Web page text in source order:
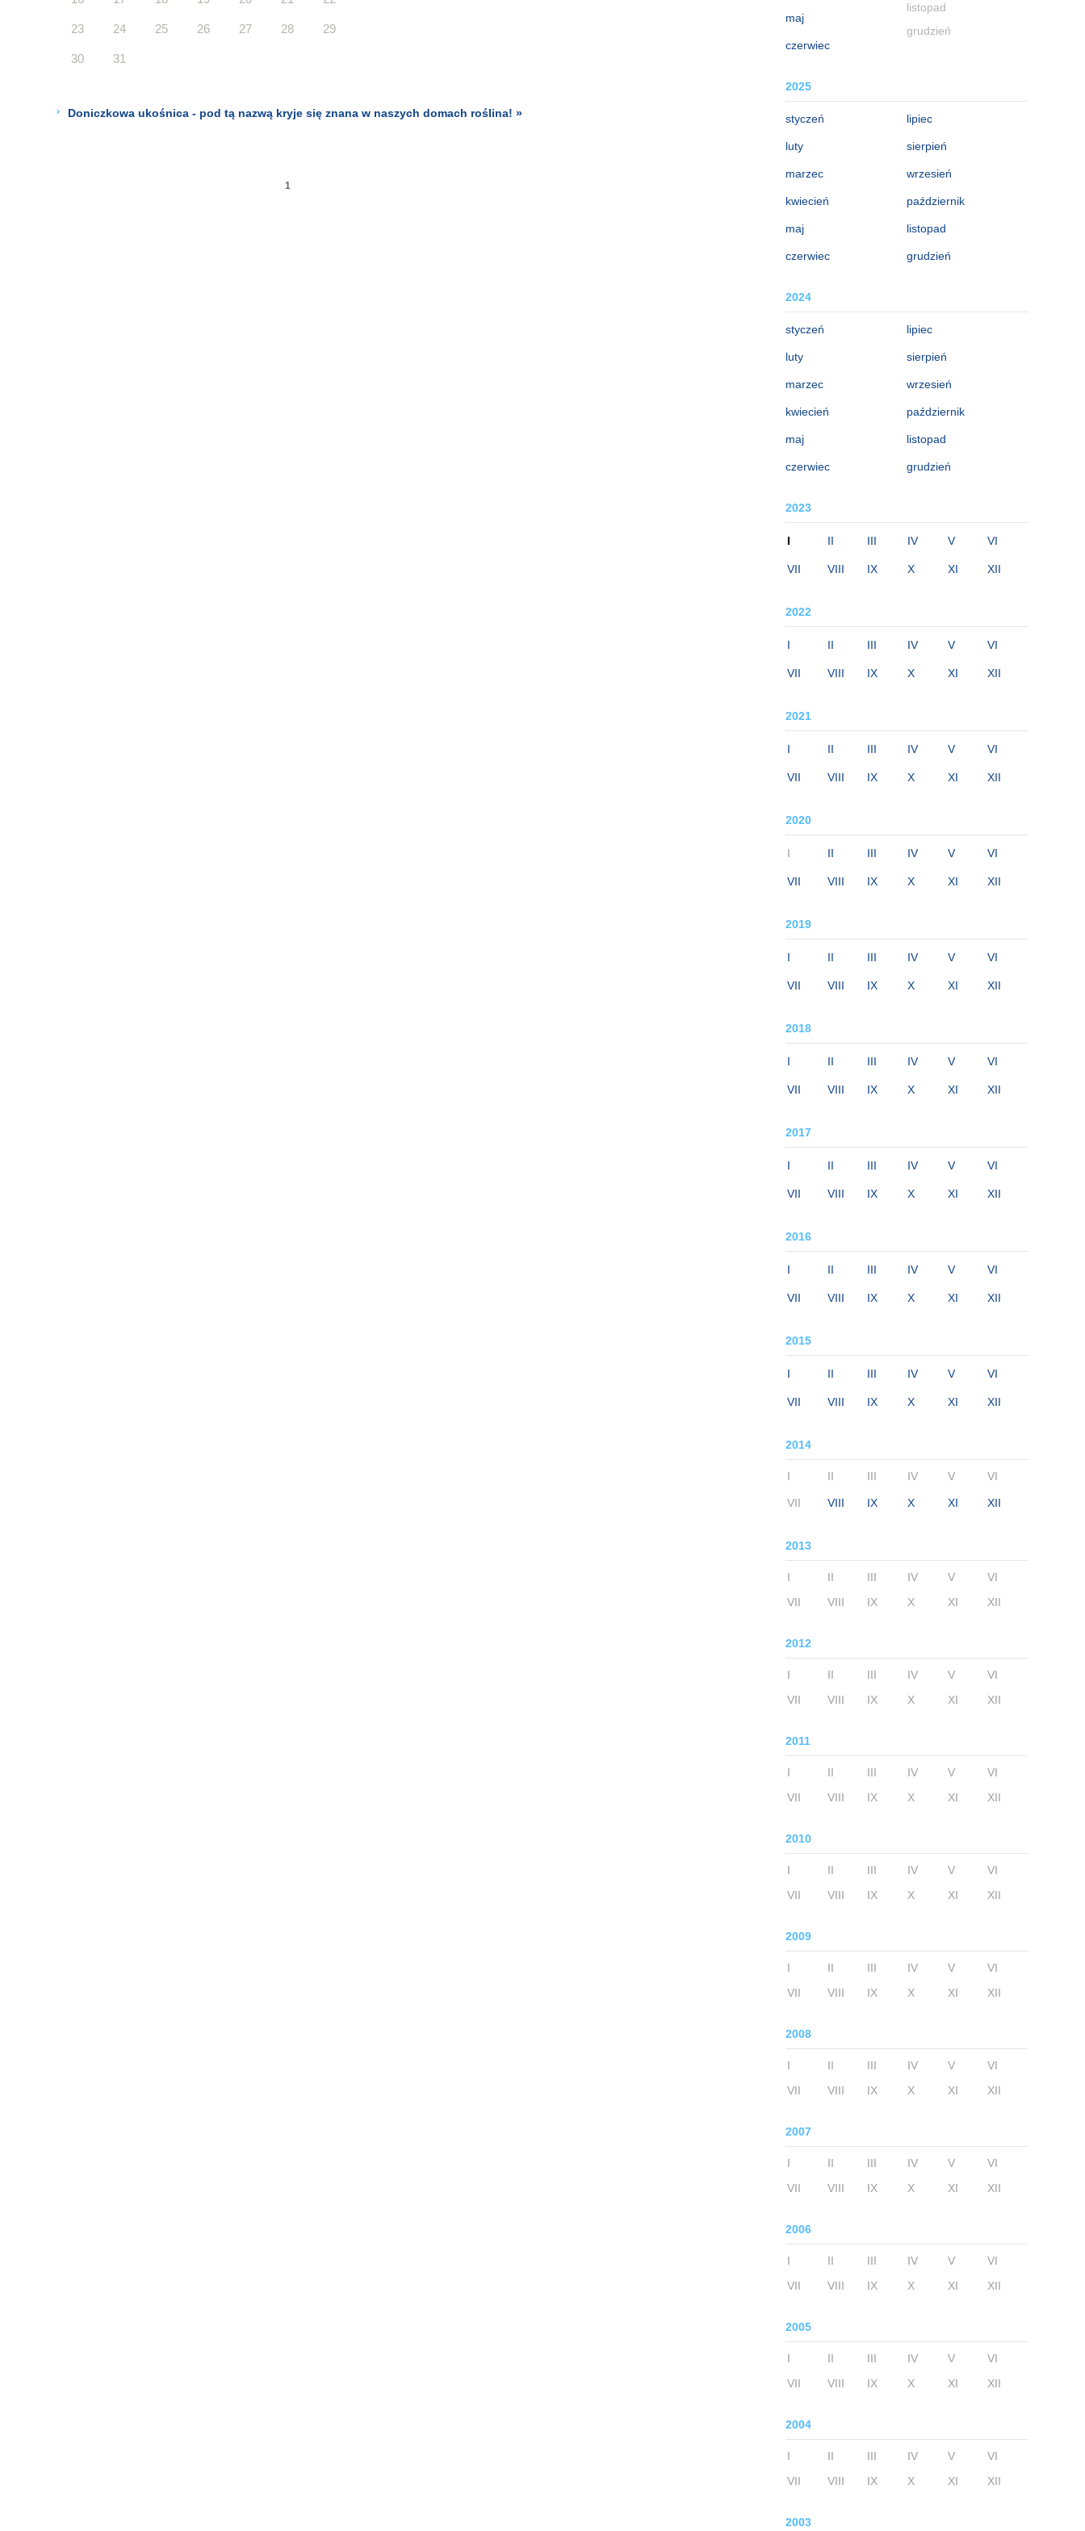
maj
czerwiec
listopad
grudzień
2025
styczeń
luty
marzec
kwiecień
maj
czerwiec
lipiec
sierpień
wrzesień
październik
listopad
grudzień
2024
styczeń
luty
marzec
kwiecień
maj
czerwiec
lipiec
sierpień
wrzesień
październik
listopad
grudzień
2023
I II III IV V VI
VII VIII IX X XI XII
2022
I II III IV V VI
VII VIII IX X XI XII
2021
I II III IV V VI
VII VIII IX X XI XII
2020
I II III IV V VI
VII VIII IX X XI XII
2019
I II III IV V VI
VII VIII IX X XI XII
2018
I II III IV V VI
VII VIII IX X XI XII
2017
I II III IV V VI
VII VIII IX X XI XII
2016
I II III IV V VI
VII VIII IX X XI XII
2015
I II III IV V VI
VII VIII IX X XI XII
2014
I II III IV V VI
VII VIII IX X XI XII
2013
I II III IV V
VI
VII
VIII IX X XI XII
2012
I II III IV V
VI
VII
VIII IX X XI XII
2011
I II III IV V
VI
VII
VIII IX X XI XII
2010
I II III IV V
VI
VII
VIII IX X XI XII
2009
I II III IV V
VI
VII
VIII IX X XI XII
2008
I II III IV V
VI
VII
VIII IX X XI XII
2007
I II III IV V
VI
VII
VIII IX X XI XII
2006
I II III IV V
VI
VII
VIII IX X XI XII
2005
I II III IV V
VI
VII
VIII IX X XI XII
2004
I II III IV V
VI
VII
VIII IX X XI XII
2003
23 24 25 26 27 28 29
30 31
Doniczkowa ukośnica - pod tą nazwą kryje się znana w naszych domach roślina! »
1